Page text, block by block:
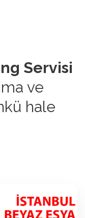
Servisi
ve
hale